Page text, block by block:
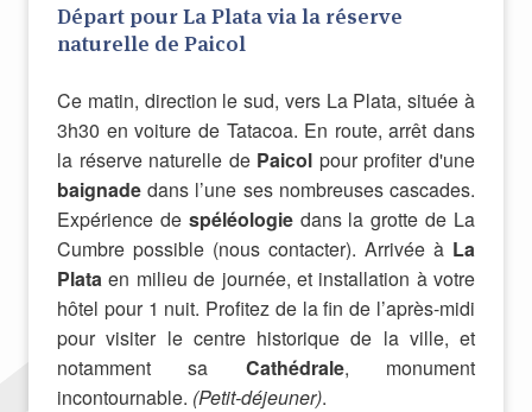
Départ pour La Plata via la réserve
naturelle de Paicol
Ce matin, direction le sud, vers La Plata, située à
3h30 en voiture de Tatacoa. En route, arrêt dans
la réserve naturelle de Paicol pour profiter d'une
baignadedans l’une ses nombreuses cascades.
Expérience de spéléologie dans la grotte de La
Cumbre possible (nous contacter). Arrivée à La
Plata en milieu de journée, et installation à votre
hôtel pour 1 nuit. Profitez de la fin de l’après-midi
pour visiter le centre historique de la ville, et
notamment sa Cathédrale, monument
incontournable. (Petit-déjeuner).